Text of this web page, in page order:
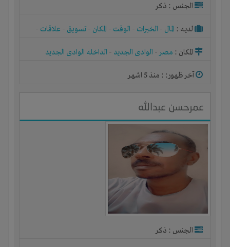
الجنس : ذكر
لديـه : المال - الخبرات - الوقت - المكان - تسويق - علاقات -
المكان : مصر- الوادى الجديد - الداخله الوادى الجديد
آخر ظهور: : منذ 5 اشهر
عمرحسن عبدالله
الجنس : ذكر